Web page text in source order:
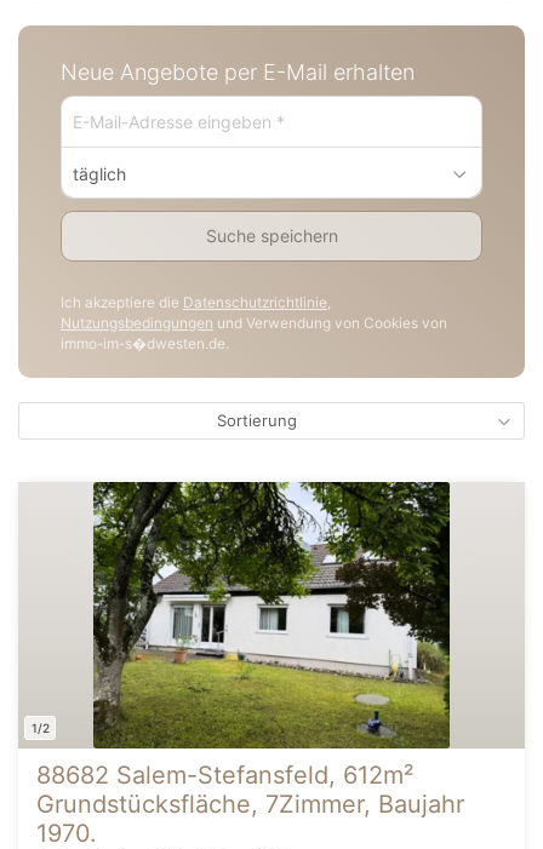
Neue Angebote per E-Mail erhalten
täglich
Suche speichern
Ich akzeptiere die Datenschutzrichtlinie,
Nutzungsbedingungen und Verwendung von Cookies von
immo-im-s�dwesten.de.
Sortierung
1/2
88682 Salem-Stefansfeld, 612m²
Grundstücksfläche, 7Zimmer, Baujahr
1970.